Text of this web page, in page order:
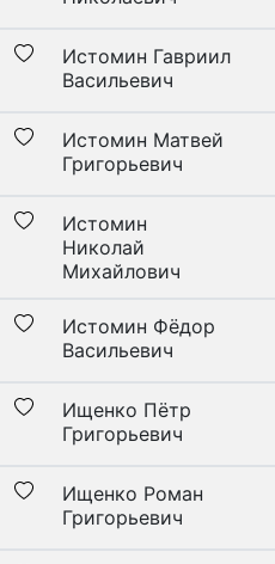
Истомин Гавриил
Васильевич
Истомин Матвей
Григорьевич
Истомин
Николай
Михайлович
Истомин Фёдор
Васильевич
Ищенко Пётр
Григорьевич
Ищенко Роман
Григорьевич